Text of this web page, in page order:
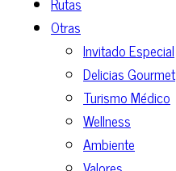
Otras
Invitado Especial
Delicias Gourmet
Turismo Médico
Wellness
Ambiente